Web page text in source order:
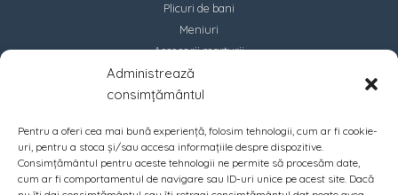
Administrează
consimțământul
Pentru a oferi cea mai bună experiență, folosim tehnologii, cum ar fi cookie-
uri, pentru a stoca și/sau accesa informațiile despre dispozitive.
Consimțământul pentru aceste tehnologii ne permite să procesăm date,
cum ar fi comportamentul de navigare sau ID-uri unice pe acest site. Dacă
Plicuri de bani
Meniuri
Accesorii marturii
Contact